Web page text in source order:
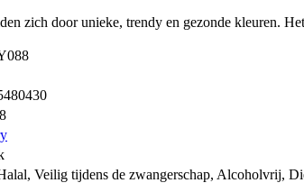
zich door unieke, trendy en gezonde kleuren.
Veilig tijdens de zwangerschap, Alcoholvrij,